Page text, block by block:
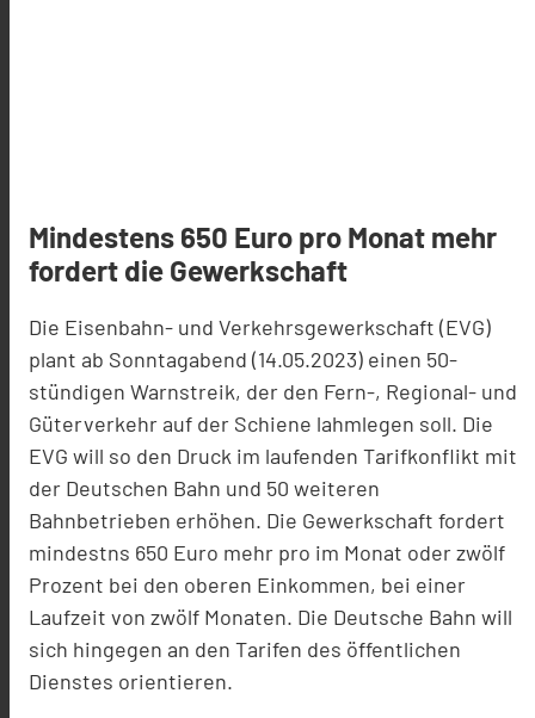
Mindestens 650 Euro pro Monat mehr
fordert die Gewerkschaft
Die Eisenbahn- und Verkehrsgewerkschaft (EVG)
plant ab Sonntagabend (14.05.2023) einen 50-
stündigen Warnstreik, der den Fern-, Regional- und
Güterverkehr auf der Schiene lahmlegen soll. Die
EVG will so den Druck im laufenden Tarifkonflikt mit
der Deutschen Bahn und 50 weiteren
Bahnbetrieben erhöhen. Die Gewerkschaft fordert
mindestns 650 Euro mehr pro im Monat oder zwölf
Prozent bei den oberen Einkommen, bei einer
Laufzeit von zwölf Monaten. Die Deutsche Bahn will
sich hingegen an den Tarifen des öffentlichen
Dienstes orientieren.